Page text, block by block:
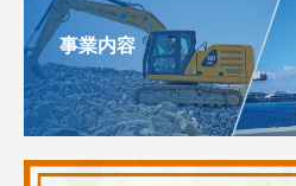
事業内容